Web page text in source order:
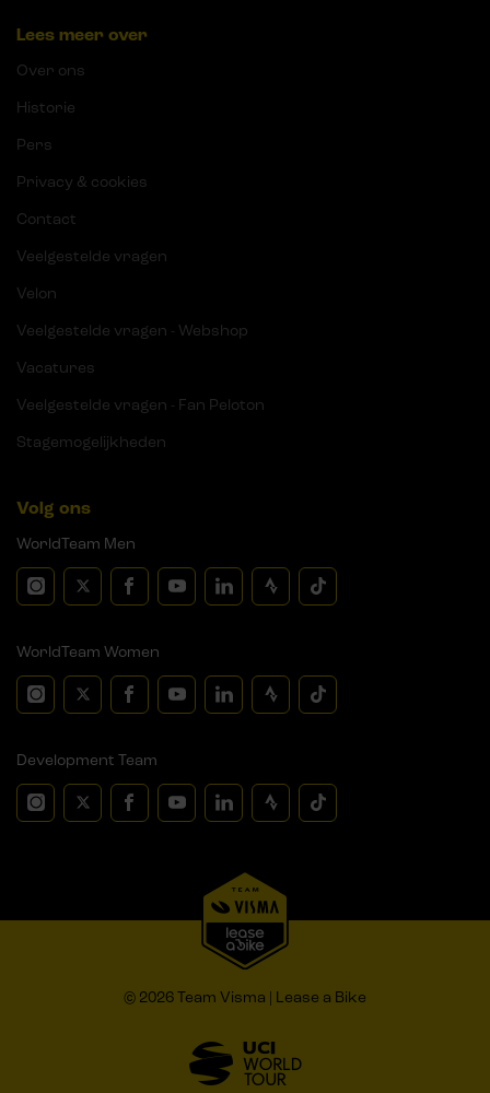
Lees meer over
Over ons
Historie
Pers
Privacy & cookies
Contact
Veelgestelde vragen
Velon
Veelgestelde vragen - Webshop
Vacatures
Veelgestelde vragen - Fan Peloton
Stagemogelijkheden
Volg ons
WorldTeam Men
WorldTeam Women
Development Team
© 2026 Team Visma | Lease a Bike